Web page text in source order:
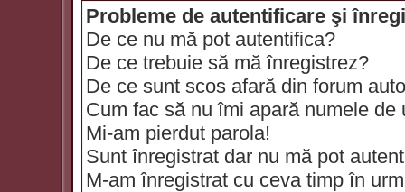
Probleme de autentificare şi
De ce nu mă pot autentifica?
De ce trebuie să mă înregistrez?
De ce sunt scos afară din forum
Cum fac să nu îmi apară numele
Mi-am pierdut parola!
Sunt înregistrat dar nu mă pot
M-am înregistrat cu ceva timp în